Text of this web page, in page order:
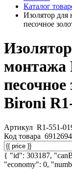
Каталог
Изолятор для
песочное
монтажа
Bironi
Артикул R1-551-
Код товара 6912694
{ "id": 303187,
"economy": 0,